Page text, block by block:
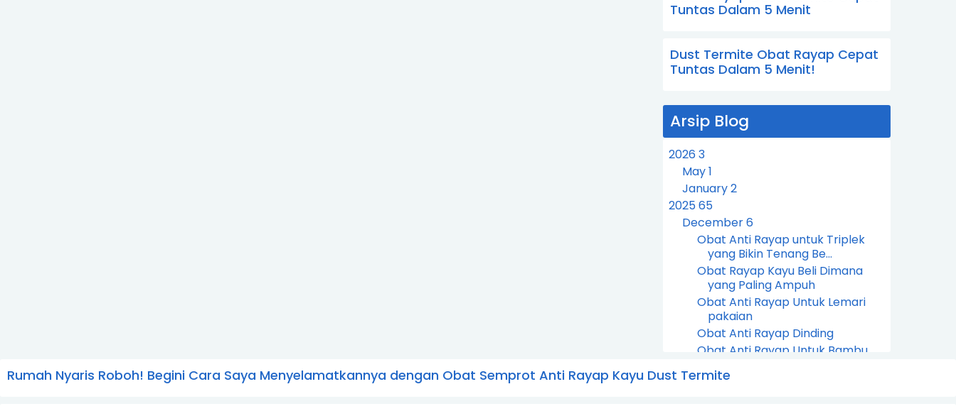
Tuntas Dalam 5 Menit
Dust Termite Obat Rayap Cepat
Tuntas Dalam 5 Menit!
Arsip Blog
2026 3
May1
January2
202565
December6
Obat Anti Rayap untuk Triplek
yang Bikin Tenang Be...
Obat Rayap Kayu Beli Dimana
yang Paling Ampuh
Obat Anti Rayap Untuk Lemari
pakaian
Obat Anti Rayap Dinding
Obat Anti Rayap Untuk Bambu
Obat Anti Rayap Dan Semut
November
Rumah Nyaris Roboh! Begini Cara Saya Menyelamatkannya dengan Obat Semprot Anti Rayap Kayu Dust Termite